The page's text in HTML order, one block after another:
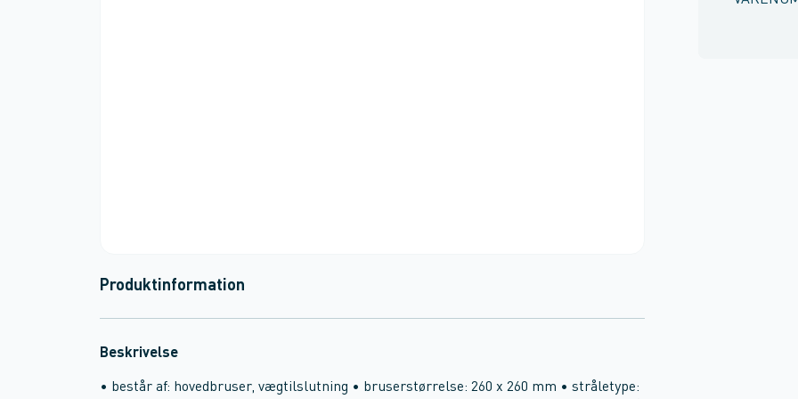
Produktinformation
Beskrivelse
• består af: hovedbruser, vægtilslutning • bruserstørrelse: 260 x 260 mm • stråletype: